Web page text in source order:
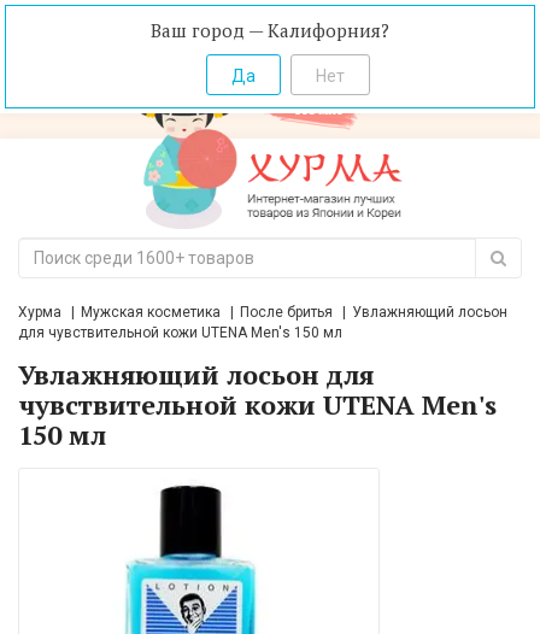
Ваш город — Калифорния?
Хурма Мужская косметика После бритья
Увлажняющий лосьон
для чувствительной кожи UTENA Men's 150 мл
Увлажняющий лосьон для
чувствительной кожи UTENA Men's
150 мл